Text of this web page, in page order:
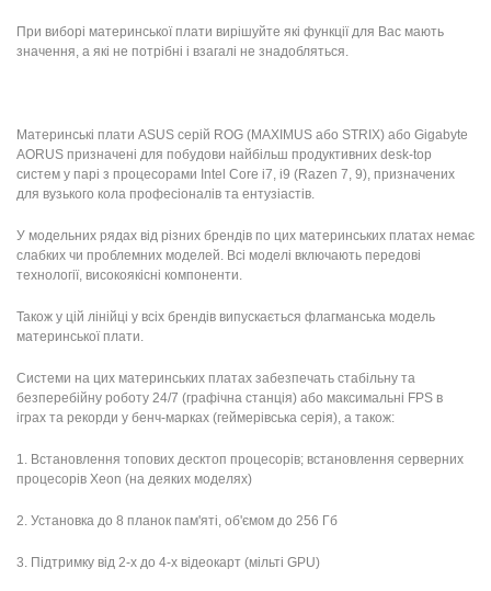
При виборі материнської плати вирішуйте які функції для Вас мають
значення, а які не потрібні і взагалі не знадобляться.
Материнські плати ASUS серій ROG (MAXIMUS або STRIX) або Gigabyte
AORUS призначені для побудови найбільш продуктивних desk-top
систем у парі з процесорами Intel Core i7, i9 (Razen 7, 9), призначених
для вузького кола професіоналів та ентузіастів.
У модельних рядах від різних брендів по цих материнських платах немає
слабких чи проблемних моделей. Всі моделі включають передові
технології, високоякісні компоненти.
Також у цій лінійці у всіх брендів випускається флагманська модель
материнської плати.
Системи на цих материнських платах забезпечать стабільну та
безперебійну роботу 24/7 (графічна станція) або максимальні FPS в
іграх та рекорди у бенч-марках (геймерівська серія), а також:
1. Встановлення топових десктоп процесорів; встановлення серверних
процесорів Xeon (на деяких моделях)
2. Установка до 8 планок пам'яті, об'ємом до 256 Гб
3. Підтримку від 2-х до 4-х відеокарт (мільті GPU)